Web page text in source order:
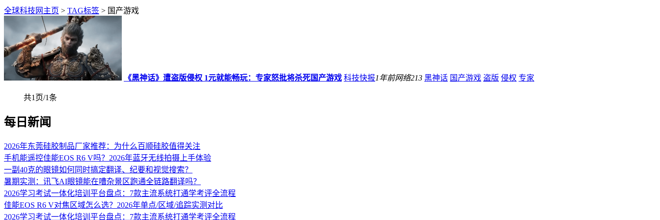
全球科技网主页 > TAG标签 > 国产游戏
《黑神话》遭盗版侵权 1元就能畅玩：专家怒批将杀死国产游戏 科技快报1年前网络213 黑神话 国产游戏 盗版 侵权 专家
共1页/1条
每日新闻
2026年东莞硅胶制品厂家推荐：为什么百顺硅胶值得关注
手机能遥控佳能EOS R6 V吗？2026年蓝牙无线拍摄上手体验
一副40克的眼镜如何同时搞定翻译、纪要和视觉搜索？
暑期实测：讯飞AI眼镜能在嘈杂景区跑通全链路翻译吗？
2026学习考试一体化培训平台盘点：7款主流系统打通学考评全流程
佳能EOS R6 V对焦区域怎么选？2026年单点/区域/追踪实测对比
2026学习考试一体化培训平台盘点：7款主流系统打通学考评全流程